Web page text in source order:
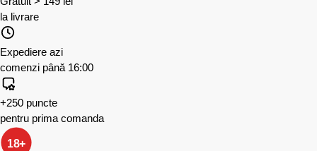
la livrare
Expediere azi
comenzi până 16:00
+250 puncte
pentru prima comanda
18+